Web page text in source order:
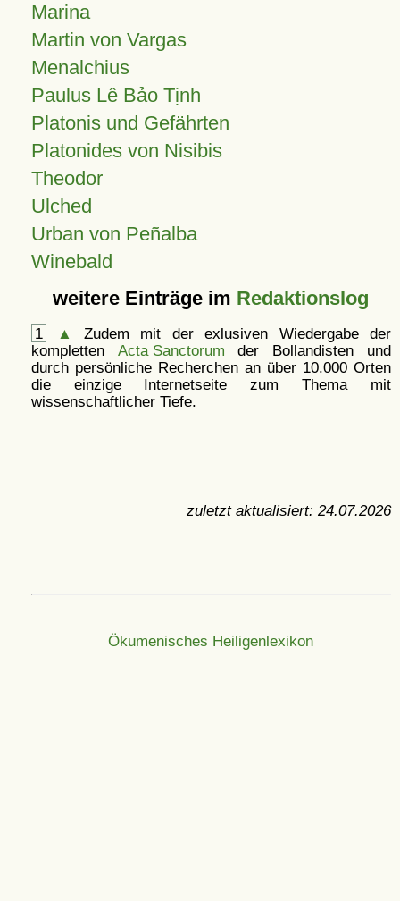
Marina
Martin von Vargas
Menalchius
Paulus Lê Bảo Tịnh
Platonis und Gefährten
Platonides von Nisibis
Theodor
Ulched
Urban von Peñalba
Winebald
weitere Einträge im Redaktionslog
1 ▲
Zudem mit der exlusiven Wiedergabe der
kompletten Acta Sanctorum der Bollandisten und
durch persönliche Recherchen an über 10.000 Orten
die einzige Internetseite zum Thema mit
wissenschaftlicher Tiefe.
zuletzt aktualisiert: 24.07.2026
Ökumenisches Heiligenlexikon